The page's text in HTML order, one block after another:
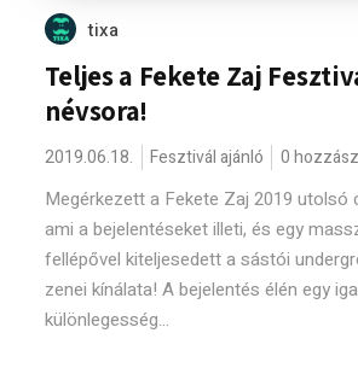
tixa
Teljes a Fekete Zaj
névsora!
2019.06.18. Fesztivál ajánló 0
Megérkezett a Fekete Zaj 2019 utolsó
ami a bejelentéseket illeti, és egy
fellépővel kiteljesedett a sástói
zenei kínálata! A bejelentés élén egy
különlegesség...